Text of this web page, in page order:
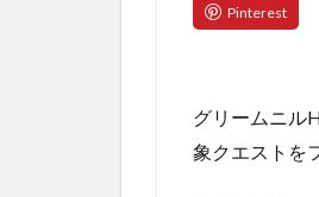
グリームニル
象クエストを